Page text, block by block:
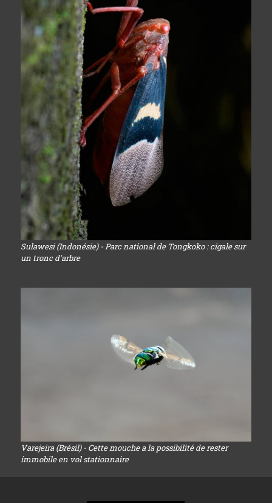
Sulawesi (Indonésie) - Parc national de Tongkoko : cigale sur
un tronc d'arbre
Varejeira (Brésil) - Cette mouche a la possibilité de rester
immobile en vol stationnaire